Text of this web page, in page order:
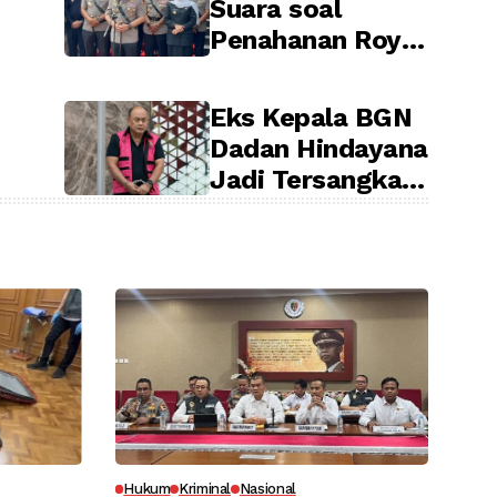
Suara soal
Penahanan Roy
Terkait Kasus
Dugaan Ijazah
Palsu Jokowi
Eks Kepala BGN
Dadan Hindayana
Jadi Tersangka
Hukum Kriminal Nasional